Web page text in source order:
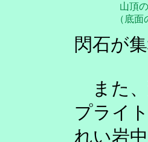
山頂
（底
閃石が
また、
プライ
れい岩